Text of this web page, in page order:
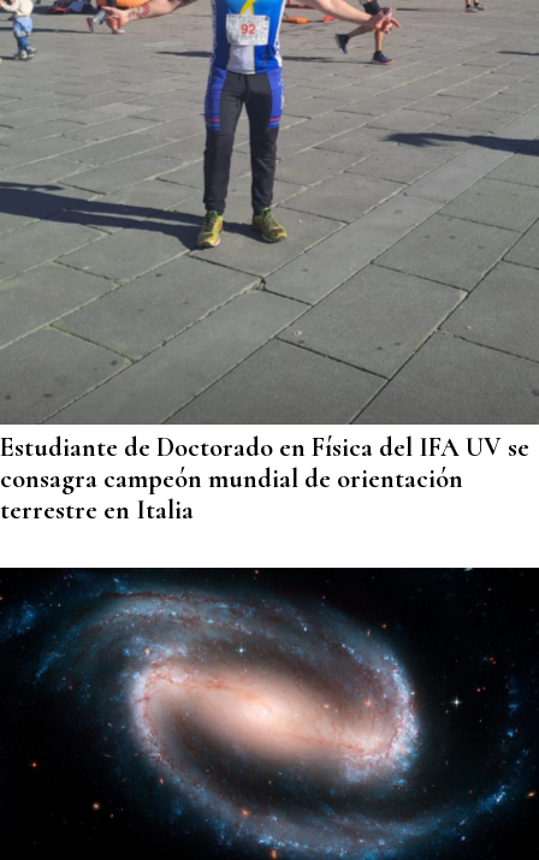
Estudiante de Doctorado en Física del IFA UV se
consagra campeón mundial de orientación
terrestre en Italia